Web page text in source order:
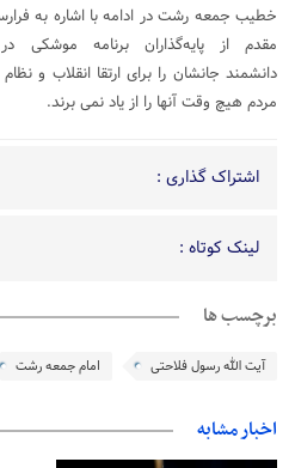
خطیب جمعه رشت در ادامه با اشاره به
مقدم از پایه‌گذاران برنامه موشکی
دانشمند جانشان را برای ارتقا انقلاب و
مردم هیچ وقت آنها را از یاد نمی برند.
اشتراک گذاری :
لینک کوتاه :
برچسب ها
آیت الله رسول فلاحتی امام جمعه رشت
اخبار مشابه